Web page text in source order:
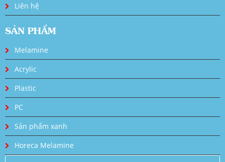
Liên hệ
SẢN PHẨM
Melamine
Acrylic
Plastic
PC
Sản phẩm xanh
Horeca Melamine